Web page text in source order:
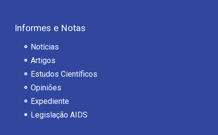
Informes e Notas
Notícias
Artigos
Estudos Científicos
Opiniões
Expediente
Legislação AIDS